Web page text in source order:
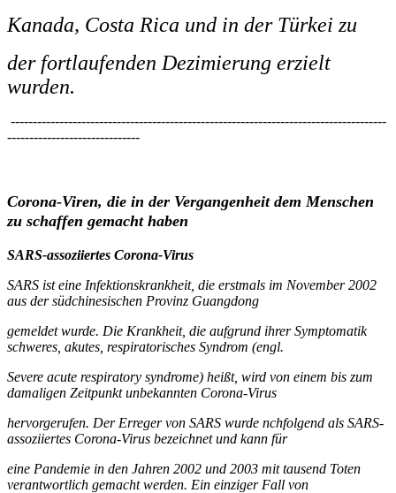
Kanada, Costa Rica und in der Türkei zu
der fortlaufenden Dezimierung erzielt
wurden.
-------------------------------------------------------------------------------------
------------------------------
Corona-Viren, die in der Vergangenheit dem Menschen
zu schaffen gemacht haben
SARS-assoziiertes Corona-Virus
SARS ist eine Infektionskrankheit, die erstmals im November 2002
aus der südchinesischen Provinz Guangdong
gemeldet wurde. Die Krankheit, die aufgrund ihrer Symptomatik
schweres, akutes, respiratorisches Syndrom (engl.
Severe acute respiratory syndrome) heißt, wird von einem bis zum
damaligen Zeitpunkt unbekannten Corona-Virus
hervorgerufen. Der Erreger von SARS wurde nchfolgend als SARS-
assoziiertes Corona-Virus bezeichnet und kann für
eine Pandemie in den Jahren 2002 und 2003 mit tausend Toten
verantwortlich gemacht werden. Ein einziger Fall von